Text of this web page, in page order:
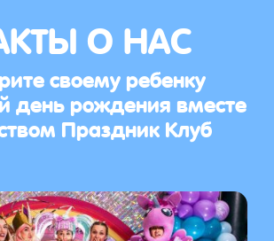
О НАС
своему ребенку
день рождения вместе
Праздник Клуб